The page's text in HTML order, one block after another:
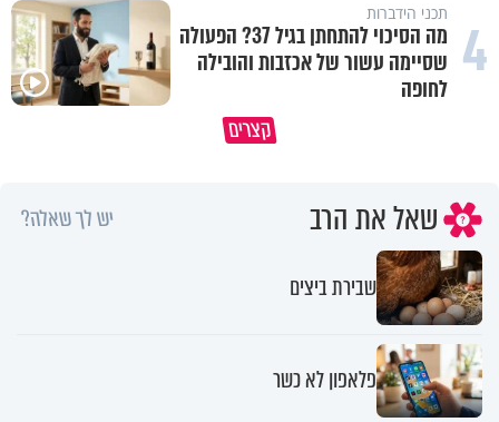
4 תכני הידברות
מה הסיכוי להתחתן בגיל 37? הפעולה
שסיימה עשור של אכזבות והובילה
לחופה
קצרים
שאל את הרב יש לך שאלה?
שבירת ביצים
פלאפון לא כשר